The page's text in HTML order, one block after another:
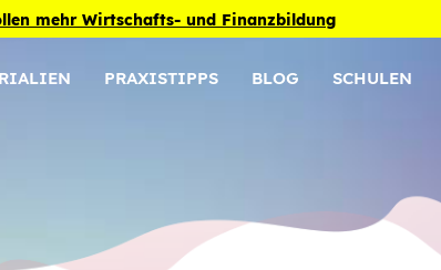
mehr Wirtschafts- und Finanzbildung
PRAXISTIPPS BLOG SCHULEN